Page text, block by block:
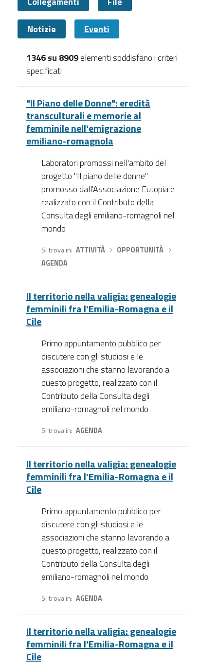
Notizie Eventi
1346 su 8909elementi soddisfano i criteri
specificati
"Il Piano delle Donne": eredità
transculturali e memorie al
femminile nell'emigrazione
emiliano-romagnola
Laboratori promossi nell'ambito del
progetto "Il piano delle donne"
promosso dall'Associazione Eutopia e
realizzato con il Contributo della
Consulta degli emiliano-romagnoli nel
mondo
Si trova in ATTIVITÀ› OPPORTUNITÀ
AGENDA
Il territorio nella valigia: genealogie
femminili fra l'Emilia-Romagna e il
Cile
Primo appuntamento pubblico per
discutere con gli studiosi e le
associazioni che stanno lavorando a
questo progetto, realizzato con il
Contributo della Consulta degli
emiliano-romagnoli nel mondo
Si trova in AGENDA
Il territorio nella valigia: genealogie
femminili fra l'Emilia-Romagna e il
Cile
Primo appuntamento pubblico per
discutere con gli studiosi e le
associazioni che stanno lavorando a
questo progetto, realizzato con il
Contributo della Consulta degli
emiliano-romagnoli nel mondo
Si trova in AGENDA
Il territorio nella valigia: genealogie
femminili fra l'Emilia-Romagna e il
Cile